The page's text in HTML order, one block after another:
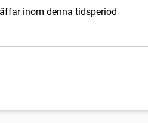
inom denna tidsperiod